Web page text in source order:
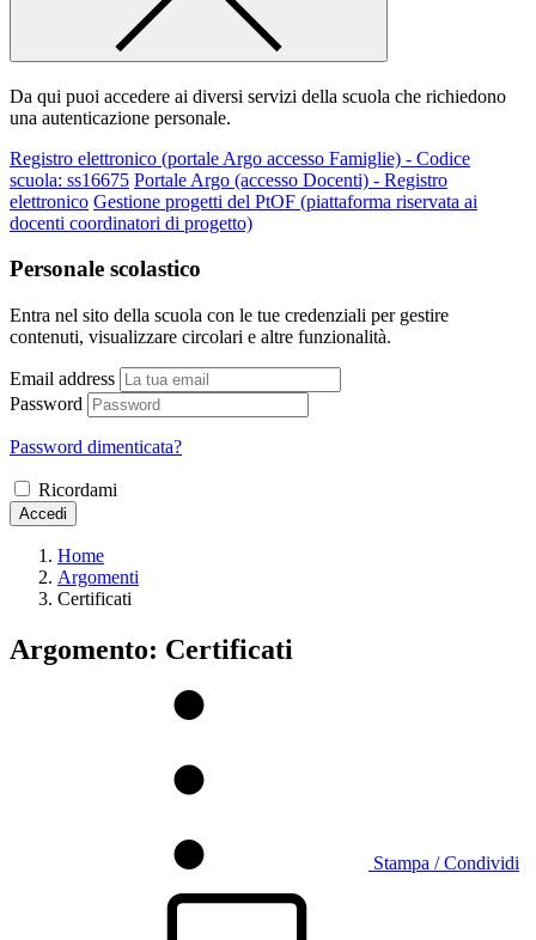
Da qui puoi accedere ai diversi servizi della scuola che richiedono
una autenticazione personale.
Registro elettronico (portale Argo accesso Famiglie) - Codice
scuola: ss16675 Portale Argo (accesso Docenti) - Registro
elettronico Gestione progetti del PtOF (piattaforma riservata ai
docenti coordinatori di progetto)
Personale scolastico
Entra nel sito della scuola con le tue credenziali per gestire
contenuti, visualizzare circolari e altre funzionalità.
Email address
Password
Password dimenticata?
Ricordami
Accedi
Home
Argomenti
Certificati
Argomento: Certificati
Stampa / Condividi